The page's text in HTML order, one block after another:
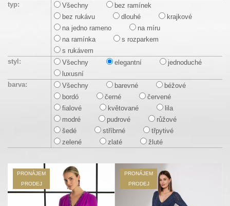
typ:
Všechny
bez ramínek
bez rukávu
dlouhé
krajkové
na jedno rameno
na míru
na ramínka
s rozparkem
s rukávem
styl:
Všechny elegantní
jednoduché
luxusní
barva:
Všechny barevné
béžové
bordó
černé
červené
fialové
květované
lila
modré
pudrové
růžové
šedé
stříbrné
třpytivé
zelené
zlaté žluté
PRONÁJEM
PRODEJ
PRONÁJEM
PRODEJ